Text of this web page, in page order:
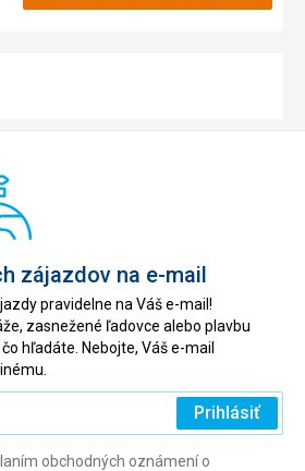
zájazdov na e-mail
pravidelne na Váš e-mail!
zasnežené ľadovce alebo plavbu
hľadáte. Nebojte, Váš e-mail
Prihlásiť
obchodných oznámení o